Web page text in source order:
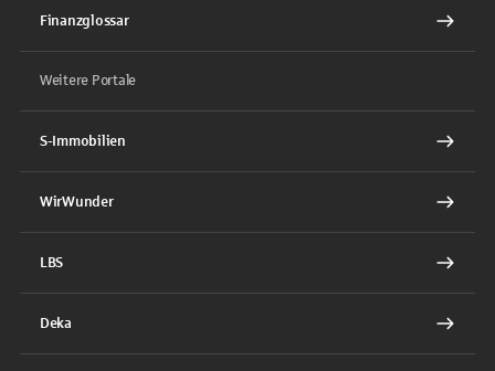
Finanzglossar
Weitere Portale
S-Immobilien
WirWunder
LBS
Deka